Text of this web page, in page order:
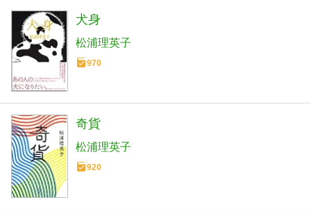
犬身
松浦理英子
970
奇貨
松浦理英子
920